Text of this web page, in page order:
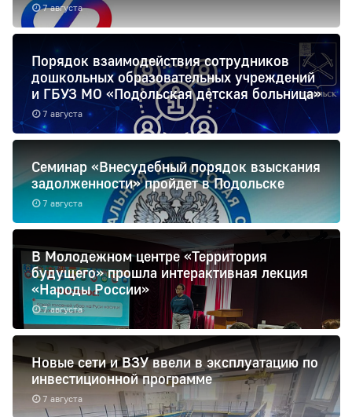
7 августа
7 августа
Порядок взаимодействия сотрудников
дошкольных образовательных учреждений
и ГБУЗ МО «Подольская детская больница»
7 августа
Семинар «Внесудебный порядок взыскания
задолженности» пройдет в Подольске
7 августа
В Молодежном центре «Территория
будущего» прошла интерактивная лекция
«Народы России»
7 августа
Новые сети и ВЗУ ввели в эксплуатацию по
инвестиционной программе